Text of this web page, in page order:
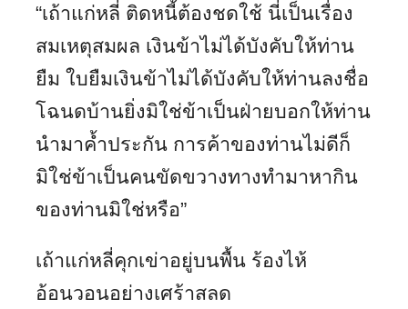
“เถ้าแก่หลี่ ติดหนี้ต้องชดใช้ นี่เป็นเรื่อง
สมเหตุสมผล เงินข้าไม่ได้บังคับให้ท่าน
ยืม ใบยืมเงินข้าไม่ได้บังคับให้ท่านลงชื่อ
โฉนดบ้านยิ่งมิใช่ข้าเป็นฝ่ายบอกให้ท่าน
นำมาค้ำประกัน การค้าของท่านไม่ดีก็
มิใช่ข้าเป็นคนขัดขวางทางทำมาหากิน
ของท่านมิใช่หรือ”
เถ้าแก่หลี่คุกเข่าอยู่บนพื้น ร้องไห้
อ้อนวอนอย่างเศร้าสลด